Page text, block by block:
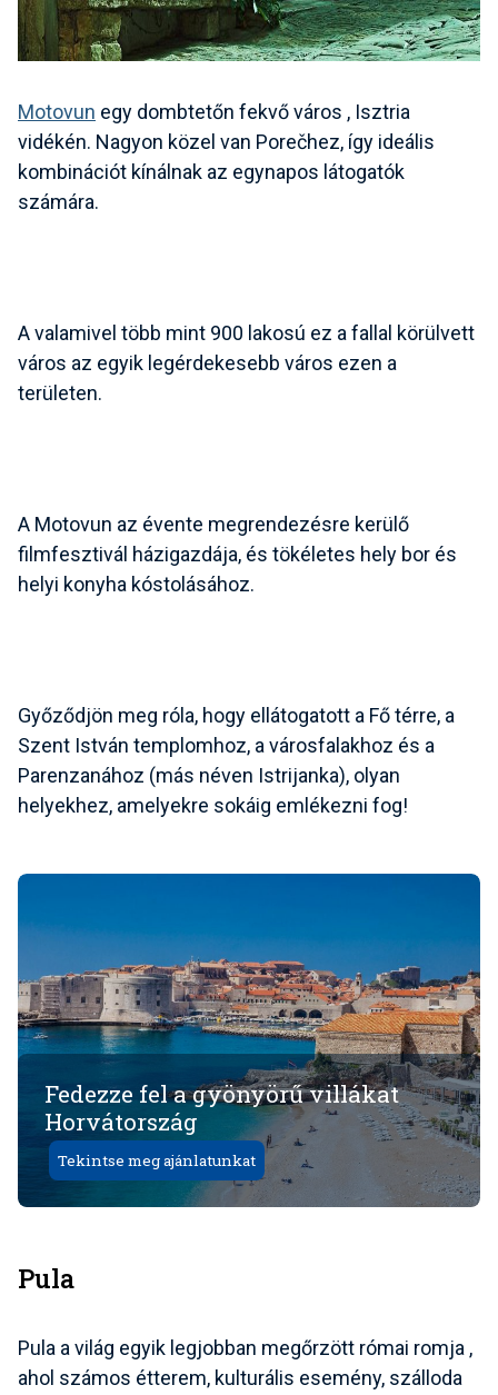
Motovun egy dombtetőn fekvő város , Isztria
vidékén. Nagyon közel van Porečhez, így ideális
kombinációt kínálnak az egynapos látogatók
számára.
A valamivel több mint 900 lakosú ez a fallal körülvett
város az egyik legérdekesebb város ezen a
területen.
A Motovun az évente megrendezésre kerülő
filmfesztivál házigazdája, és tökéletes hely bor és
helyi konyha kóstolásához.
Győződjön meg róla, hogy ellátogatott a Fő térre, a
Szent István templomhoz, a városfalakhoz és a
Parenzanához (más néven Istrijanka), olyan
helyekhez, amelyekre sokáig emlékezni fog!
Fedezze fel a gyönyörű villákat
Horvátország
Tekintse meg ajánlatunkat
Pula
Pula a világ egyik legjobban megőrzött római romja ,
ahol számos étterem, kulturális esemény, szálloda